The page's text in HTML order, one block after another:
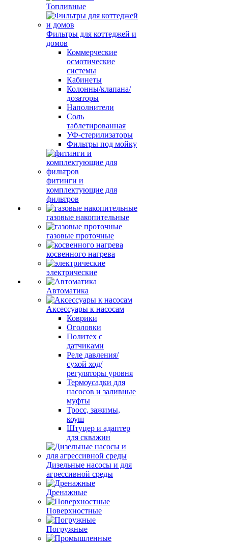
Топливные
Фильтры для коттеджей и
домов
Коммерческие
осмотические
системы
Кабинеты
Колонны/клапана/
дозаторы
Наполнители
Соль
таблетированная
УФ-стерилизаторы
Фильтры под мойку
фитинги и
комплектующие для
фильтров
газовые накопительные
газовые проточные
косвенного нагрева
электрические
Автоматика
Аксессуары к насосам
Коврики
Оголовки
Политех с
датчиками
Реле давления/
сухой ход/
регуляторы уровня
Термоусадки для
насосов и заливные
муфты
Тросс, зажимы,
коуш
Штуцер и адаптер
для скважин
Дизельные насосы и для
агрессивной среды
Дренажные
Поверхностные
Погружные